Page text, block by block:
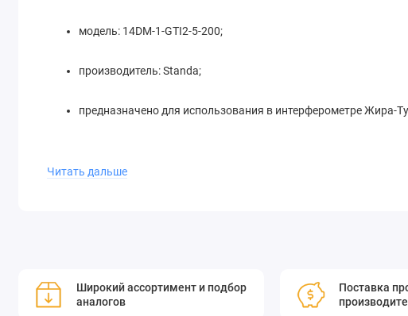
модель: 14DM-1-GTI2-5-200;
производитель: Standa;
предназначено для использования в интерферометре Жира-
Это зеркало является незаменимым элементом для обеспечения
YAG, Yb: KGW, но могут быть оптимизированы для других длин
сравнению с призматическими или решетчатыми системами
Читать дальше
Широкий ассортимент и подбор
аналогов
Поставка